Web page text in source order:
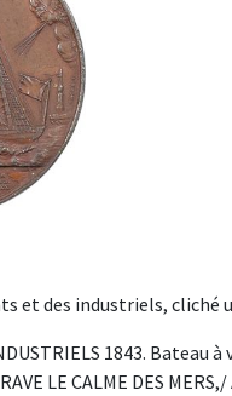
et des industriels, cliché
1843.
LE CALME DES